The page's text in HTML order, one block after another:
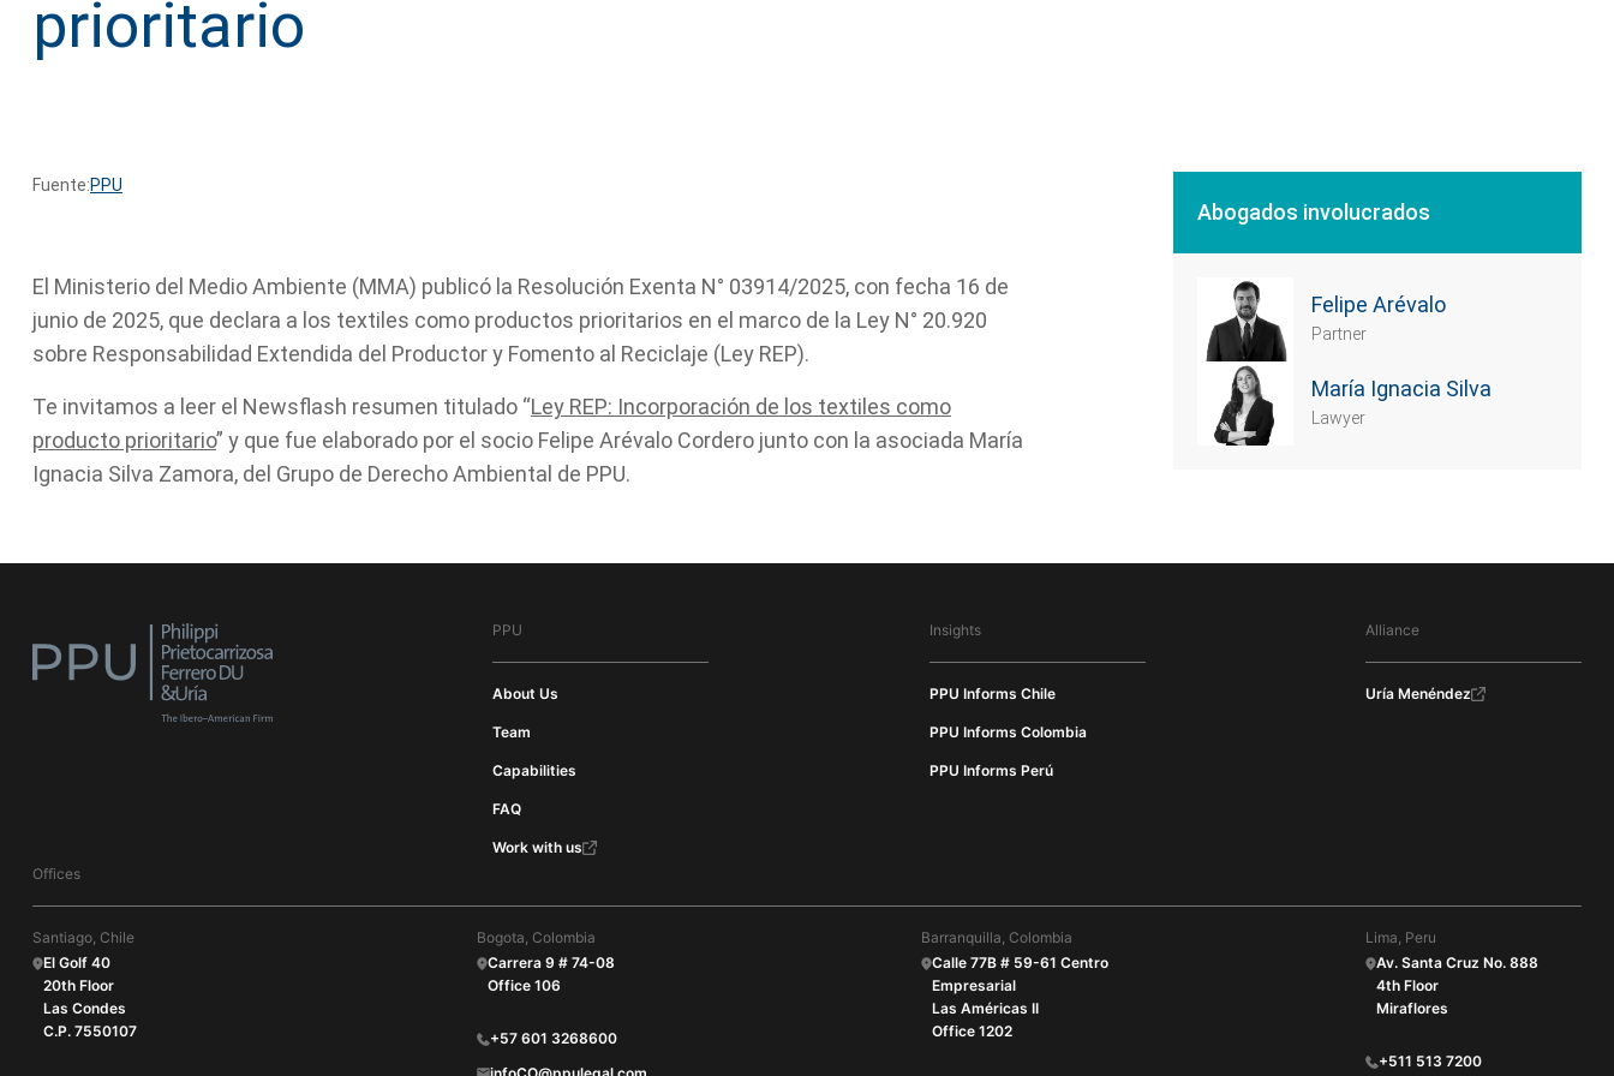
Tell us, how
can we help you?
prioritario
Fuente:PPU
El Ministerio del Medio Ambiente (MMA) publicó la Resolución Exenta N° 03914/2025, con fecha 16 de
junio de 2025, que declara a los textiles como productos prioritarios en el marco de la Ley N° 20.920
sobre Responsabilidad Extendida del Productor y Fomento al Reciclaje (Ley REP).
Te invitamos a leer el Newsflash resumen titulado “Ley REP: Incorporación de los textiles como
producto prioritario” y que fue elaborado por el socio Felipe Arévalo Cordero junto con la asociada María
Ignacia Silva Zamora, del Grupo de Derecho Ambiental de PPU.
Abogados involucrados
Felipe Arévalo
Partner
María Ignacia Silva
Lawyer
PPU
About Us
Team
Capabilities
FAQ
Work with us
Insights
PPU Informs Chile
PPU Informs Colombia
PPU Informs Perú
Alliance
Uría Menéndez
Offices
Santiago, Chile
El Golf 40
20th Floor
Las Condes
C.P. 7550107
Bogota, Colombia
Carrera 9 # 74-08
Office 106
+57 601 3268600
Barranquilla, Colombia
Calle 77B # 59-61 Centro
Empresarial
Las Américas II
Office 1202
Lima, Peru
Av. Santa Cruz No. 888
4th Floor
Miraflores
+511 513 7200